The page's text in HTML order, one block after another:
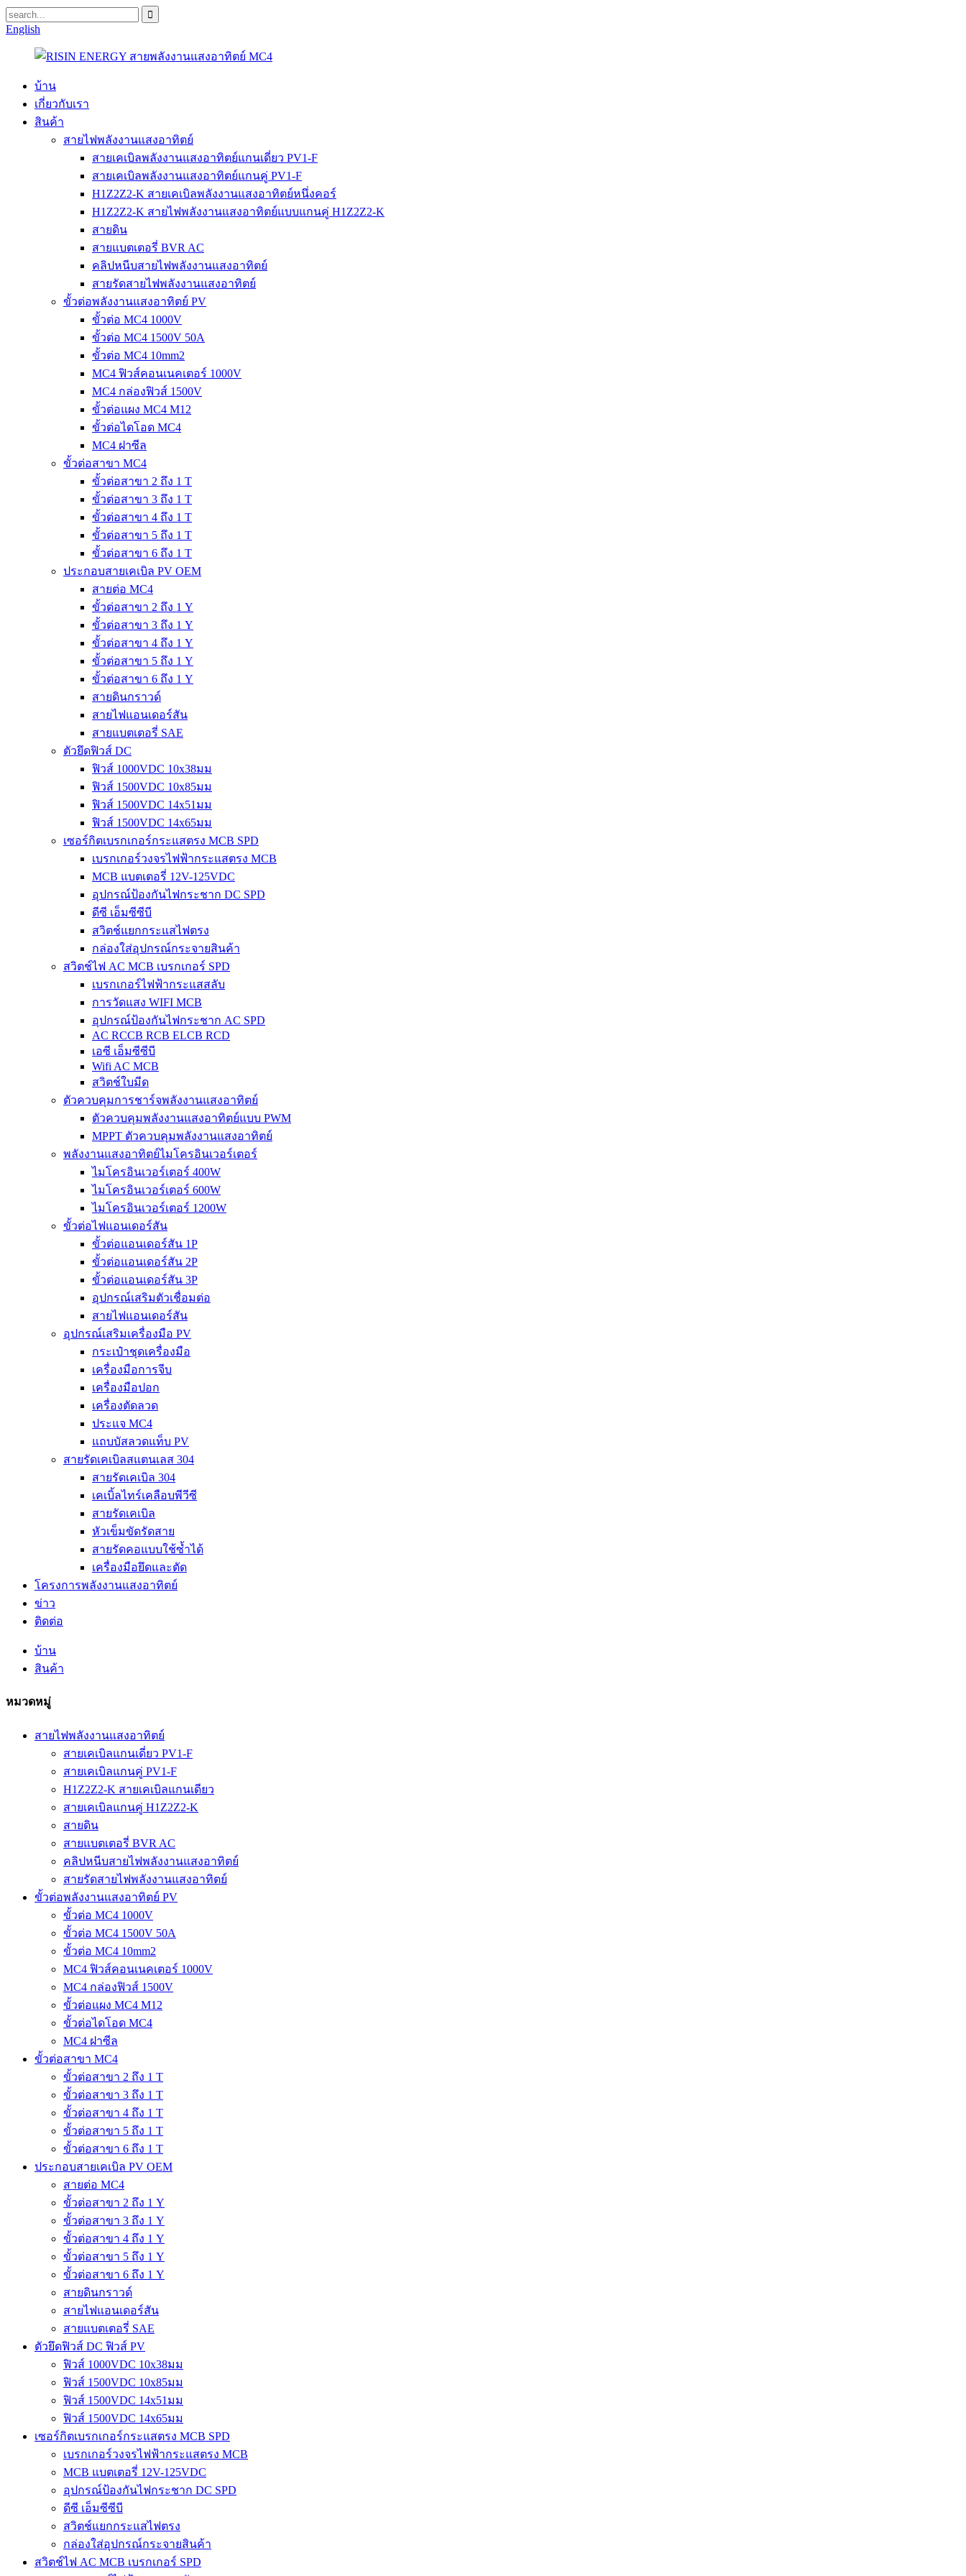
English
บ้าน
เกี่ยวกับเรา
สินค้า
สายไฟพลังงานแสงอาทิตย์
สายเคเบิลพลังงานแสงอาทิตย์แกนเดี่ยว PV1-F
สายเคเบิลพลังงานแสงอาทิตย์แกนคู่ PV1-F
H1Z2Z2-K สายเคเบิลพลังงานแสงอาทิตย์หนึ่งคอร์
H1Z2Z2-K สายไฟพลังงานแสงอาทิตย์แบบแกนคู่ H1Z2Z2-K
สายดิน
สายแบตเตอรี่ BVR AC
คลิปหนีบสายไฟพลังงานแสงอาทิตย์
สายรัดสายไฟพลังงานแสงอาทิตย์
ขั้วต่อพลังงานแสงอาทิตย์ PV
ขั้วต่อ MC4 1000V
ขั้วต่อ MC4 1500V 50A
ขั้วต่อ MC4 10mm2
MC4 ฟิวส์คอนเนคเตอร์ 1000V
MC4 กล่องฟิวส์ 1500V
ขั้วต่อแผง MC4 M12
ขั้วต่อไดโอด MC4
MC4 ฝาซีล
ขั้วต่อสาขา MC4
ขั้วต่อสาขา 2 ถึง 1 T
ขั้วต่อสาขา 3 ถึง 1 T
ขั้วต่อสาขา 4 ถึง 1 T
ขั้วต่อสาขา 5 ถึง 1 T
ขั้วต่อสาขา 6 ถึง 1 T
ประกอบสายเคเบิล PV OEM
สายต่อ MC4
ขั้วต่อสาขา 2 ถึง 1 Y
ขั้วต่อสาขา 3 ถึง 1 Y
ขั้วต่อสาขา 4 ถึง 1 Y
ขั้วต่อสาขา 5 ถึง 1 Y
ขั้วต่อสาขา 6 ถึง 1 Y
สายดินกราวด์
สายไฟแอนเดอร์สัน
สายแบตเตอรี่ SAE
ตัวยึดฟิวส์ DC
ฟิวส์ 1000VDC 10x38มม
ฟิวส์ 1500VDC 10x85มม
ฟิวส์ 1500VDC 14x51มม
ฟิวส์ 1500VDC 14x65มม
เซอร์กิตเบรกเกอร์กระแสตรง MCB SPD
เบรกเกอร์วงจรไฟฟ้ากระแสตรง MCB
MCB แบตเตอรี่ 12V-125VDC
อุปกรณ์ป้องกันไฟกระชาก DC SPD
ดีซี เอ็มซีซีบี
สวิตช์แยกกระแสไฟตรง
กล่องใส่อุปกรณ์กระจายสินค้า
สวิตช์ไฟ AC MCB เบรกเกอร์ SPD
เบรกเกอร์ไฟฟ้ากระแสสลับ
การวัดแสง WIFI MCB
อุปกรณ์ป้องกันไฟกระชาก AC SPD
AC RCCB RCB ELCB RCD
เอซี เอ็มซีซีบี
Wifi AC MCB
สวิตช์ใบมีด
ตัวควบคุมการชาร์จพลังงานแสงอาทิตย์
ตัวควบคุมพลังงานแสงอาทิตย์แบบ PWM
MPPT ตัวควบคุมพลังงานแสงอาทิตย์
พลังงานแสงอาทิตย์ไมโครอินเวอร์เตอร์
ไมโครอินเวอร์เตอร์ 400W
ไมโครอินเวอร์เตอร์ 600W
ไมโครอินเวอร์เตอร์ 1200W
ขั้วต่อไฟแอนเดอร์สัน
ขั้วต่อแอนเดอร์สัน 1P
ขั้วต่อแอนเดอร์สัน 2P
ขั้วต่อแอนเดอร์สัน 3P
อุปกรณ์เสริมตัวเชื่อมต่อ
สายไฟแอนเดอร์สัน
อุปกรณ์เสริมเครื่องมือ PV
กระเป๋าชุดเครื่องมือ
เครื่องมือการจีบ
เครื่องมือปอก
เครื่องตัดลวด
ประแจ MC4
แถบบัสลวดแท็บ PV
สายรัดเคเบิลสแตนเลส 304
สายรัดเคเบิล 304
เคเบิ้ลไทร์เคลือบพีวีซี
สายรัดเคเบิล
หัวเข็มขัดรัดสาย
สายรัดคอแบบใช้ซ้ำได้
เครื่องมือยึดและตัด
โครงการพลังงานแสงอาทิตย์
ข่าว
ติดต่อ
บ้าน
สินค้า
หมวดหมู่
สายไฟพลังงานแสงอาทิตย์
สายเคเบิลแกนเดี่ยว PV1-F
สายเคเบิลแกนคู่ PV1-F
H1Z2Z2-K สายเคเบิลแกนเดียว
สายเคเบิลแกนคู่ H1Z2Z2-K
สายดิน
สายแบตเตอรี่ BVR AC
คลิปหนีบสายไฟพลังงานแสงอาทิตย์
สายรัดสายไฟพลังงานแสงอาทิตย์
ขั้วต่อพลังงานแสงอาทิตย์ PV
ขั้วต่อ MC4 1000V
ขั้วต่อ MC4 1500V 50A
ขั้วต่อ MC4 10mm2
MC4 ฟิวส์คอนเนคเตอร์ 1000V
MC4 กล่องฟิวส์ 1500V
ขั้วต่อแผง MC4 M12
ขั้วต่อไดโอด MC4
MC4 ฝาซีล
ขั้วต่อสาขา MC4
ขั้วต่อสาขา 2 ถึง 1 T
ขั้วต่อสาขา 3 ถึง 1 T
ขั้วต่อสาขา 4 ถึง 1 T
ขั้วต่อสาขา 5 ถึง 1 T
ขั้วต่อสาขา 6 ถึง 1 T
ประกอบสายเคเบิล PV OEM
สายต่อ MC4
ขั้วต่อสาขา 2 ถึง 1 Y
ขั้วต่อสาขา 3 ถึง 1 Y
ขั้วต่อสาขา 4 ถึง 1 Y
ขั้วต่อสาขา 5 ถึง 1 Y
ขั้วต่อสาขา 6 ถึง 1 Y
สายดินกราวด์
สายไฟแอนเดอร์สัน
สายแบตเตอรี่ SAE
ตัวยึดฟิวส์ DC ฟิวส์ PV
ฟิวส์ 1000VDC 10x38มม
ฟิวส์ 1500VDC 10x85มม
ฟิวส์ 1500VDC 14x51มม
ฟิวส์ 1500VDC 14x65มม
เซอร์กิตเบรกเกอร์กระแสตรง MCB SPD
เบรกเกอร์วงจรไฟฟ้ากระแสตรง MCB
MCB แบตเตอรี่ 12V-125VDC
อุปกรณ์ป้องกันไฟกระชาก DC SPD
ดีซี เอ็มซีซีบี
สวิตช์แยกกระแสไฟตรง
กล่องใส่อุปกรณ์กระจายสินค้า
สวิตช์ไฟ AC MCB เบรกเกอร์ SPD